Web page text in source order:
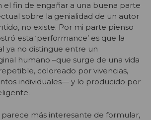
fin de engañar a una buena parte
sobre la genialidad de un autor
no existe. Por mi parte pienso
esta ‘performance’ es que la
ya no distingue entre un
humano –que surge de una vida
coloreado por vivencias,
individuales— y lo producido por
más interesante de formular,